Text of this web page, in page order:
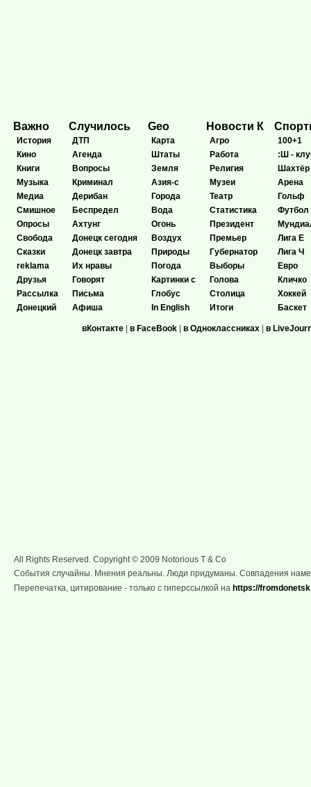
Важно
История
Кино
Книги
Музыка
Медиа
Смишное
Опросы
Свобода
Сказки
reklama
Друзья
Рассылка
Донецкий
Случилось
ДТП
Агенда
Вопросы
Криминал
Дерибан
Беспредел
Ахтунг
Донецк сегодня
Донецк завтра
Их нравы
Говорят
Письма
Афиша
Geo
Карта
Штаты
Земля
Азия-с
Города
Вода
Огонь
Воздух
Природы
Погода
Картинки с
Глобус
In English
Новости К
Агро
Работа
Религия
Музеи
Театр
Статистика
Президент
Премьер
Губернатор
Выборы
Голова
Столица
Итоги
100+1
:Ш -
Шахтёр
Арена
Гольф
Футбол
Лига Е
Лига Ч
Евро
Кличко
Хоккей
Баскет
вКонтакте | в FaceBook | в Одноклассниках | в
All Rights Reserved. Copyright © 2009 Notorious T & Co
События случайны. Мнения реальны. Люди придуманы. Совпадения
Перепечатка, цитирование - только с гиперссылкой на https://